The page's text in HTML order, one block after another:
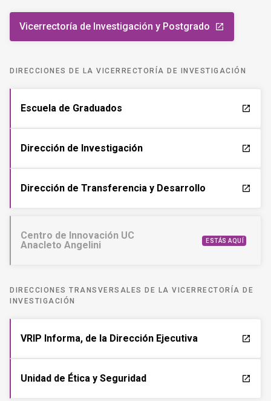
Vicerrectoría de Investigación y Postgrado launch
DIRECCIONES DE LA VICERRECTORÍA DE INVESTIGACIÓN
Escuela de Graduados launch
Dirección de Investigación launch
Dirección de Transferencia y Desarrollo launch
Centro de Innovación UC
Anacleto Angelini
ESTÁS AQUÍ
DIRECCIONES TRANSVERSALES DE LA VICERRECTORÍA DE
INVESTIGACIÓN
VRIP Informa, de la Dirección Ejecutiva launch
Unidad de Ética y Seguridad launch